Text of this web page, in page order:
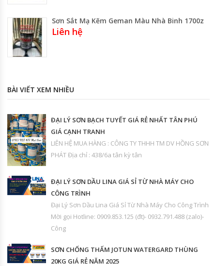
Sơn Sắt Mạ Kẽm Geman Màu Nhà Binh 1700z
Liên hệ
BÀI VIẾT XEM NHIỀU
ĐẠI LÝ SƠN BẠCH TUYẾT GIÁ RẺ NHẤT TÂN PHÚ
GIÁ CẠNH TRANH
LIÊN HỆ MUA HÀNG : CÔNG TY THHH TM DV HỒNG SƠN
PHÁT Địa chỉ : 438/6a tân kỳ tân
ĐẠI LÝ SƠN DẦU LINA GIÁ SỈ TỪ NHÀ MÁY CHO
CÔNG TRÌNH
Đại Lý Sơn Dầu Lina Giá Sỉ Từ Nhà Máy Cho Công Trình
Mời gọi Hotline: 0909.853.125 (đt)- 0932.791.488 (zalo)-
Công
SƠN CHỐNG THẤM JOTUN WATERGARD THÙNG
20KG GIÁ RẺ NĂM 2025